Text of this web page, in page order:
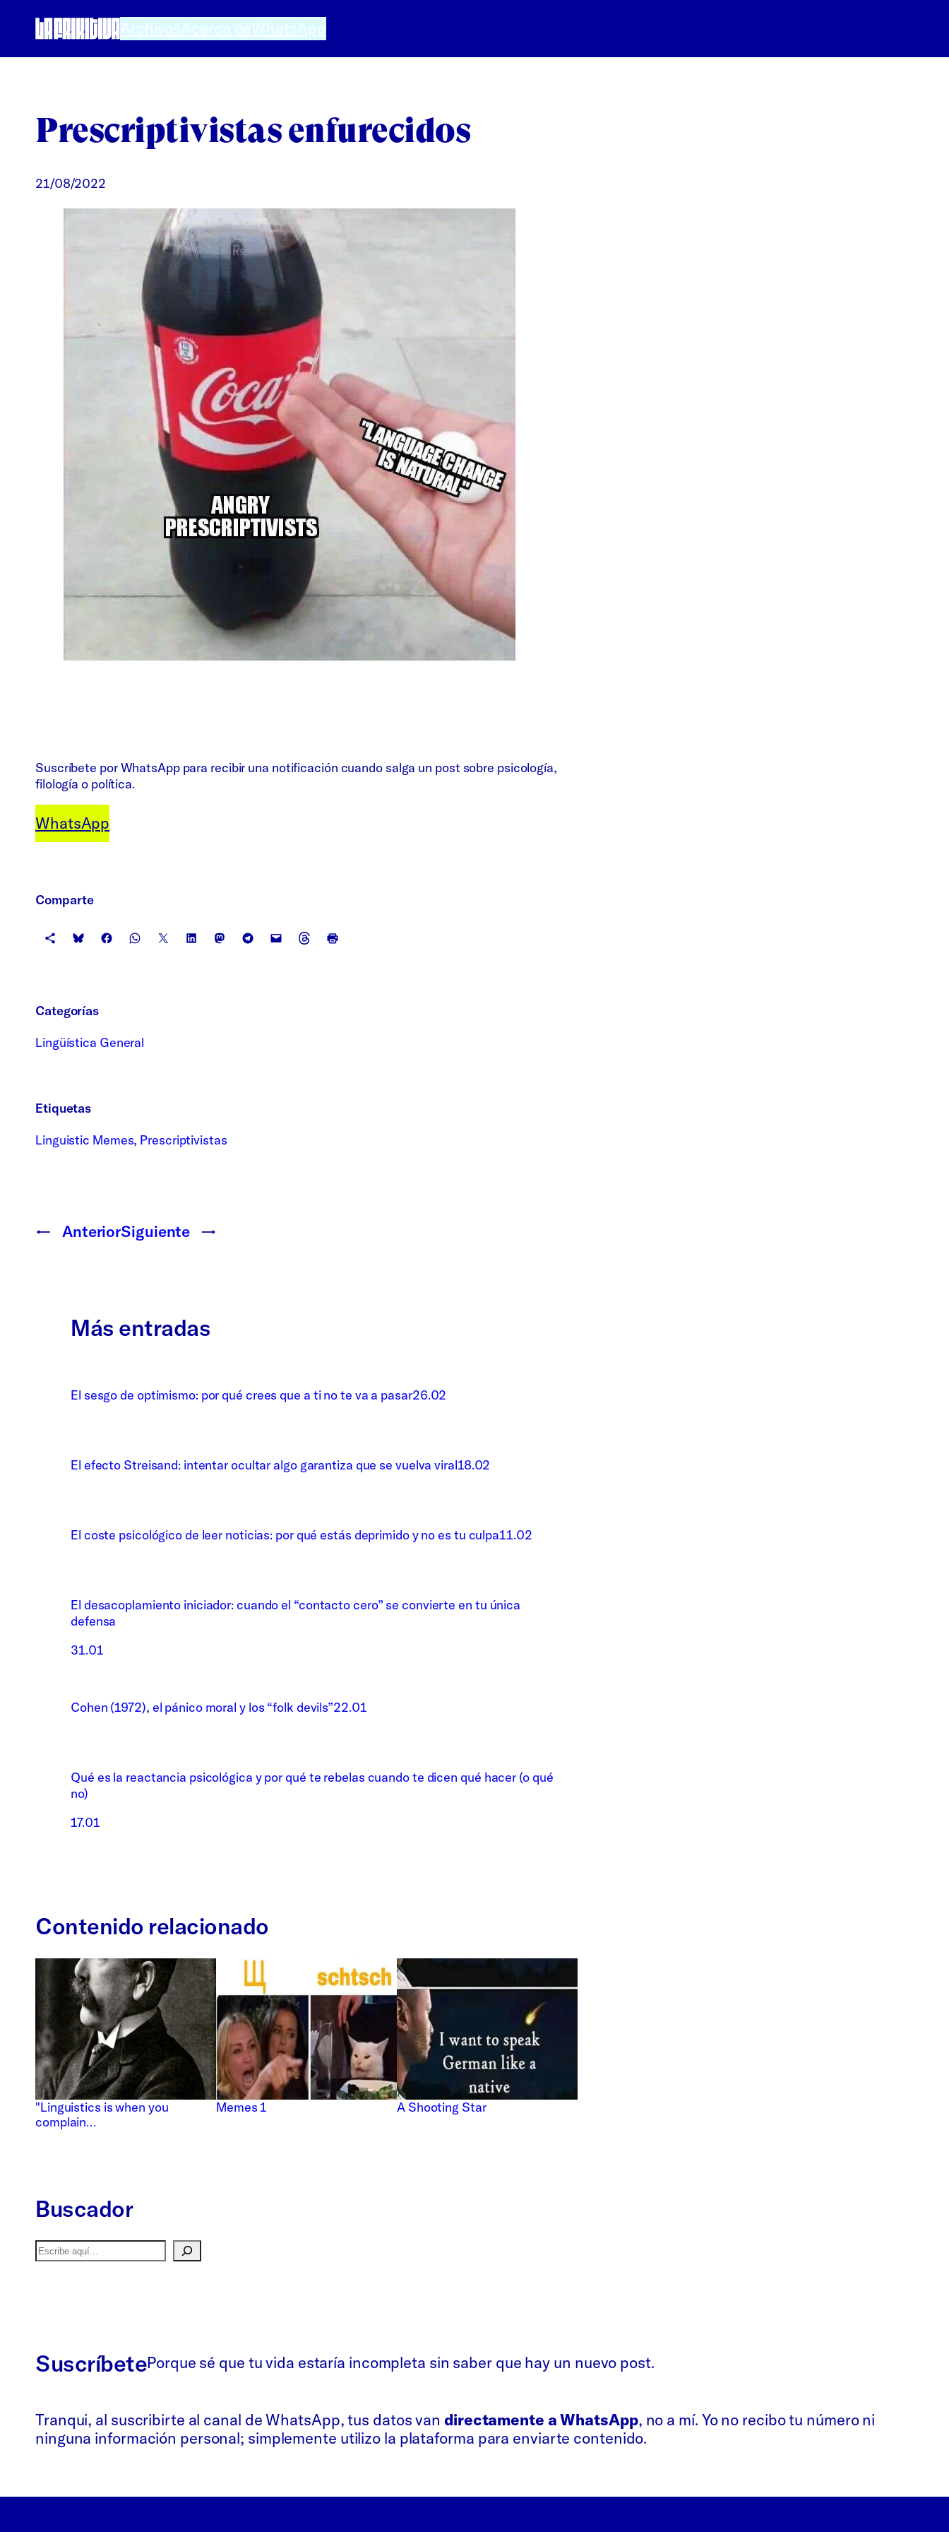
contenido
ArchivosAcerca deWhatsApp
Prescriptivistas enfurecidos
21/08/2022
Suscríbete por WhatsApp para recibir una notificación cuando salga un post sobre psicología,
filología o política.
WhatsApp
Comparte
Categorías
Lingüística General
Etiquetas
Linguistic Memes, Prescriptivistas
← AnteriorSiguiente →
Más entradas
El sesgo de optimismo: por qué crees que a ti no te va a pasar26.02
El efecto Streisand: intentar ocultar algo garantiza que se vuelva viral18.02
El coste psicológico de leer noticias: por qué estás deprimido y no es tu culpa11.02
El desacoplamiento iniciador: cuando el “contacto cero” se convierte en tu única
defensa
31.01
Cohen (1972), el pánico moral y los “folk devils”22.01
Qué es la reactancia psicológica y por qué te rebelas cuando te dicen qué hacer (o qué
no)
17.01
Contenido relacionado
"Linguistics is when you
complain…
Memes 1 A Shooting Star
Buscador
Buscar
SuscríbetePorque sé que tu vida estaría incompleta sin saber que hay un nuevo post.
Tranqui, al suscribirte al canal de WhatsApp, tus datos van directamente a WhatsApp, no a mí. Yo no recibo tu número ni
ninguna información personal; simplemente utilizo la plataforma para enviarte contenido.